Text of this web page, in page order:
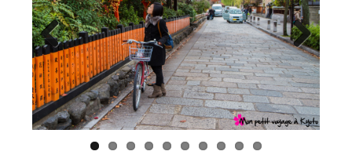
Previous Next